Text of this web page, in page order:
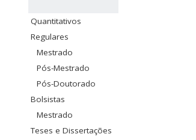
Quantitativos
Regulares
Mestrado
Pós-Mestrado
Pós-Doutorado
Bolsistas
Mestrado
Teses e Dissertações